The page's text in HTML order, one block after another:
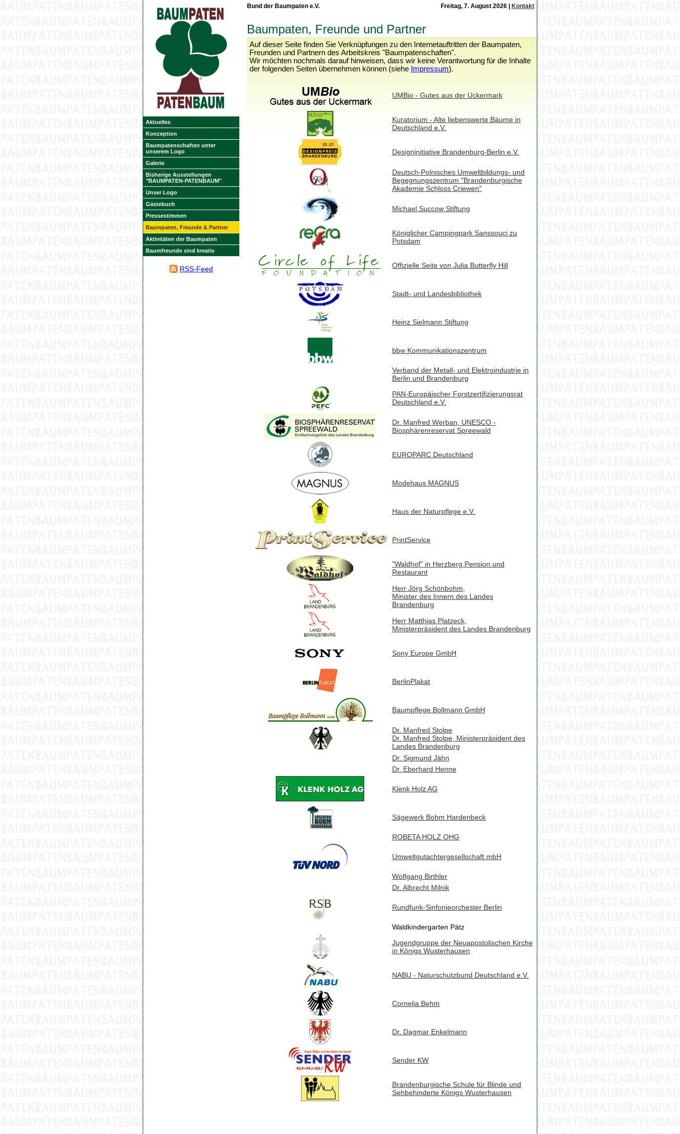
Aktuelles
Konzeption
Baumpatenschaften unter
unserem Logo
Galerie
Bisherige Ausstellungen
"BAUMPATEN-PATENBAUM"
Unser Logo
Gästebuch
Pressestimmen
Baumpaten, Freunde & Partner
Aktivitäten der Baumpaten
Baumfreunde sind kreativ
RSS-Feed
Bund der Baumpaten e.V. Freitag, 7. August 2026 | Kontakt
Baumpaten, Freunde und Partner
Auf dieser Seite finden Sie Verknüpfungen zu den Internetauftritten der Baumpaten,
Freunden und Partnern des Arbeitskreis "Baumpatenschaften".
Wir möchten nochmals darauf hinweisen, dass wir keine Verantwortung für die Inhalte
der folgenden Seiten übernehmen können (siehe Impressum).
UMBio - Gutes aus der Uckermark
Kuratorium - Alte liebenswerte Bäume in
Deutschland e.V.
Designinitiative Brandenburg-Berlin e.V.
Deutsch-Polnisches Umweltbildungs- und
Begegnungszentrum "Brandenburgische
Akademie Schloss Criewen"
Michael Succow Stiftung
Königlicher Campingpark Sanssouci zu
Potsdam
Offizielle Seite von Julia Butterfly Hill
Stadt- und Landesbibliothek
Heinz Sielmann Stiftung
bbw Kommunikationszentrum
Verband der Metall- und Elektroindustrie in
Berlin und Brandenburg
PAN-Europäischer Forstzertifizierungsrat
Deutschland e.V.
Dr. Manfred Werban, UNESCO -
Biosphärenreservat Spreewald
EUROPARC Deutschland
Modehaus MAGNUS
Haus der Naturpflege e.V.
PrintService
"Waldhof" in Herzberg Pension und
Restaurant
Herr Jörg Schönbohm,
Minister des Innern des Landes
Brandenburg
Herr Matthias Platzeck,
Ministerpräsident des Landes Brandenburg
Sony Europe GmbH
BerlinPlakat
Baumpflege Bollmann GmbH
Dr. Manfred Stolpe
Dr. Manfred Stolpe, Ministerpräsident des
Landes Brandenburg
Dr. Sigmund Jähn
Dr. Eberhard Henne
Klenk Holz AG
Sägewerk Bohm Hardenbeck
ROBETA HOLZ OHG
Umweltgutachtergesellschaft mbH
Wolfgang Birthler
Dr. Albrecht Milnik
Rundfunk-Sinfonieorchester Berlin
Waldkindergarten Pätz
Jugendgruppe der Neuapostolischen Kirche
in Königs Wusterhausen
NABU - Naturschutzbund Deutschland e.V.
Cornelia Behm
Dr. Dagmar Enkelmann
Sender KW
Brandenburgische Schule für Blinde und
Sehbehinderte Königs Wusterhausen